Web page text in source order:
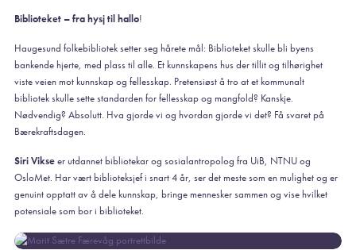
Biblioteket – fra hysj til hallo!
Haugesund folkebibliotek setter seg hårete mål: Biblioteket skulle bli byens
bankende hjerte, med plass til alle. Et kunnskapens hus der tillit og tilhørighet
viste veien mot kunnskap og fellesskap. Pretensiøst å tro at et kommunalt
bibliotek skulle sette standarden for fellesskap og mangfold? Kanskje.
Nødvendig? Absolutt. Hva gjorde vi og hvordan gjorde vi det? Få svaret på
Bærekraftsdagen.
Siri Vikseer utdannet bibliotekar og sosialantropolog fra UiB, NTNU og
OsloMet. Har vært biblioteksjef i snart 4 år, ser det meste som en mulighet og er
genuint opptatt av å dele kunnskap, bringe mennesker sammen og vise hvilket
potensiale som bor i biblioteket.